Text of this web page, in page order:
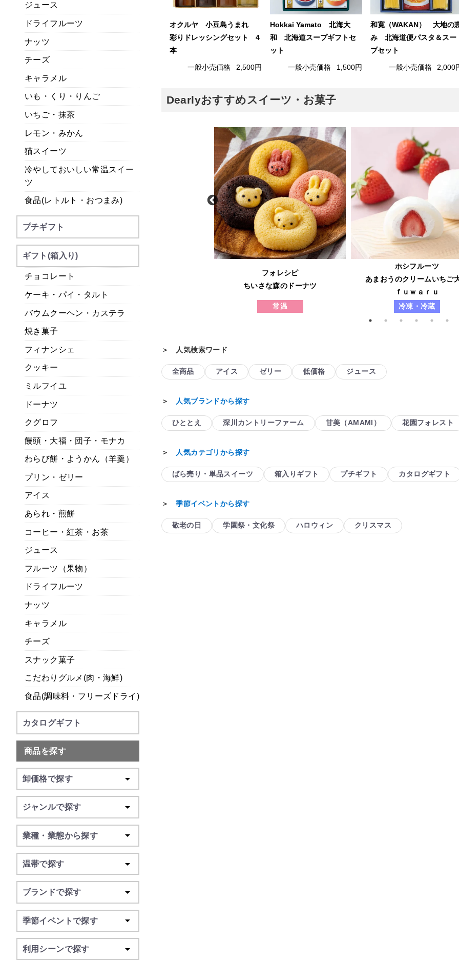
オクルヤ 小豆島うまれ
彩りドレッシングセット 4
本
一般小売価格 2,500円
Hokkai Yamato 北海大
和 北海道スープギフトセ
ット
一般小売価格 1,500円
和寛（WAKAN） 大地の
み 北海道便パスタ＆スー
プセット
一般小売価格 2,000
Dearlyおすすめスイーツ・お菓子
と甘美菓子の詰合せ
有り）
果実のしっとりパウンドケーキ
常温
フォレシピ
ちいさな森のドーナツ
常温
ホシフルーツ
あまおうのクリームいちご
ｆｕｗａｒｕ
冷凍・冷蔵
＞ 人気検索ワード
全商品 アイス ゼリー 低価格 ジュース
＞ 人気ブランドから探す
ひととえ 深川カントリーファーム 甘美（AMAMI） 花園フォレスト
＞ 人気カテゴリから探す
ばら売り・単品スイーツ 箱入りギフト プチギフト カタログギフト
＞季節イベントから探す
敬老の日 学園祭・文化祭 ハロウィン クリスマス
ジュース
ドライフルーツ
ナッツ
チーズ
キャラメル
いも・くり・りんご
いちご・抹茶
レモン・みかん
猫スイーツ
冷やしておいしい常温スイー
ツ
食品(レトルト・おつまみ)
プチギフト
ギフト(箱入り)
チョコレート
ケーキ・パイ・タルト
バウムクーヘン・カステラ
焼き菓子
フィナンシェ
クッキー
ミルフイユ
ドーナツ
クグロフ
饅頭・大福・団子・モナカ
わらび餅・ようかん（羊羹）
プリン・ゼリー
アイス
あられ・煎餅
コーヒー・紅茶・お茶
ジュース
フルーツ（果物）
ドライフルーツ
ナッツ
キャラメル
チーズ
スナック菓子
こだわりグルメ(肉・海鮮)
食品(調味料・フリーズドライ)
カタログギフト
商品を探す
卸価格で探す
ジャンルで探す
業種・業態から探す
温帯で探す
ブランドで探す
季節イベントで探す
利用シーンで探す